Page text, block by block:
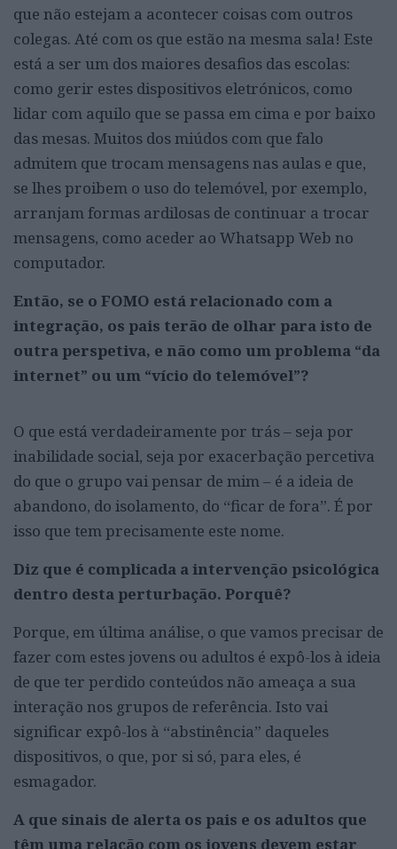
que não estejam a acontecer coisas com outros
colegas. Até com os que estão na mesma sala! Este
está a ser um dos maiores desafios das escolas:
como gerir estes dispositivos eletrónicos, como
lidar com aquilo que se passa em cima e por baixo
das mesas. Muitos dos miúdos com que falo
admitem que trocam mensagens nas aulas e que,
se lhes proibem o uso do telemóvel, por exemplo,
arranjam formas ardilosas de continuar a trocar
mensagens, como aceder ao Whatsapp Web no
computador.
Então, se o FOMO está relacionado com a
integração, os pais terão de olhar para isto de
outra perspetiva, e não como um problema “da
internet” ou um “vício do telemóvel”?
O que está verdadeiramente por trás – seja por
inabilidade social, seja por exacerbação percetiva
do que o grupo vai pensar de mim – é a ideia de
abandono, do isolamento, do “ficar de fora”. É por
isso que tem precisamente este nome.
Diz que é complicada a intervenção psicológica
dentro desta perturbação. Porquê?
Porque, em última análise, o que vamos precisar de
fazer com estes jovens ou adultos é expô-los à ideia
de que ter perdido conteúdos não ameaça a sua
interação nos grupos de referência. Isto vai
significar expô-los à “abstinência” daqueles
dispositivos, o que, por si só, para eles, é
esmagador.
A que sinais de alerta os pais e os adultos que
têm uma relação com os jovens devem estar